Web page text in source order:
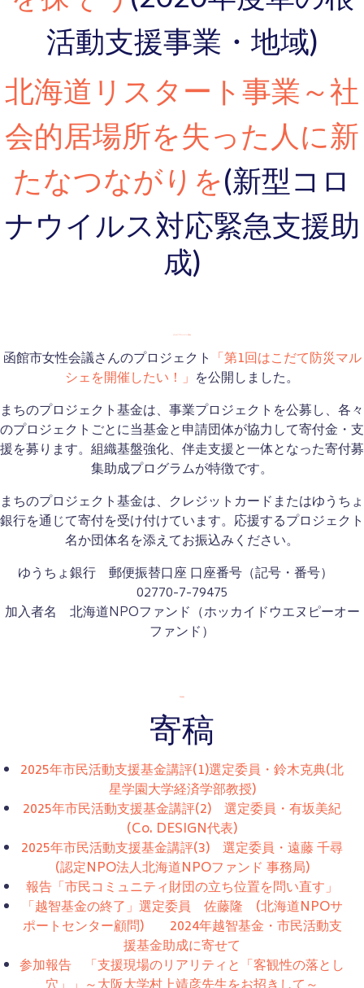
活動支援事業・地域)
北海道リスタート事業～社
会的居場所を失った人に新
たなつながりを(新型コロ
ナウイルス対応緊急支援助
成)
まちのプロジェクト基金
函館市女性会議さんのプロジェクト 「第1回はこだて防災マル
シェを開催したい！」 を公開しました。
まちのプロジェクト基金は、事業プロジェクトを公募し、各々
のプロジェクトごとに当基金と申請団体が協力して寄付金・支
援を募ります。組織基盤強化、伴走支援と一体となった寄付募
集助成プログラムが特徴です。
まちのプロジェクト基金は、クレジットカードまたはゆうちょ
銀行を通じて寄付を受け付けています。応援するプロジェクト
名か団体名を添えてお振込みください。
ゆうちょ銀行 郵便振替口座 口座番号（記号・番号）
02770-7-79475
加入者名 北海道NPOファンド（ホッカイドウエヌピーオー
ファンド）
寄稿集
寄稿
2025年市民活動支援基金講評(1)選定委員・鈴木克典(北
星学園大学経済学部教授)
2025年市民活動支援基金講評(2) 選定委員・有坂美紀
(Co. DESIGN代表)
2025年市民活動支援基金講評(3) 選定委員・遠藤 千尋
(認定NPO法人北海道NPOファンド 事務局)
報告「市民コミュニティ財団の立ち位置を問い直す」
「越智基金の終了」選定委員 佐藤隆 (北海道NPOサ
ポートセンター顧問) 2024年越智基金・市民活動支
援基金助成に寄せて
参加報告 「支援現場のリアリティと「客観性の落とし